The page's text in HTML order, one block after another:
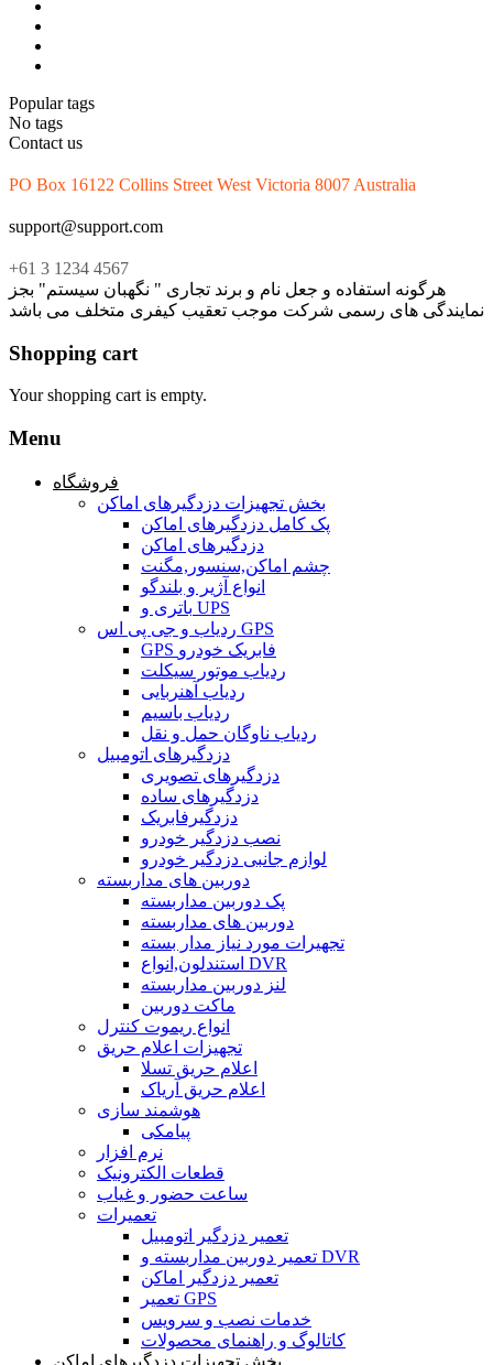
Popular tags
No tags
Contact us
PO Box 16122 Collins Street West Victoria 8007 Australia
support@support.com
+61 3 1234 4567
هرگونه استفاده و جعل نام و برند تجاری " نگهبان سیستم" بجز
نمایندگی های رسمی شرکت موجب تعقیب کیفری متخلف می باشد
Shopping cart
Your shopping cart is empty.
Menu
فروشگاه
بخش تجهیزات دزدگیرهای اماکن
پک کامل دزدگیرهای اماکن
دزدگیرهای اماکن
چشم اماکن,سنسور,مگنت
انواع آژیر و بلندگو
باتری و UPS
ردیاب و جی پی اس GPS
GPS فابریک خودرو
ردیاب موتور سیکلت
ردیاب آهنربایی
ردیاب باسیم
ردیاب ناوگان حمل و نقل
دزدگیرهای اتومبیل
دزدگیرهای تصویری
دزدگیرهای ساده
دزدگیرفابریک
نصب دزدگیر خودرو
لوازم جانبی دزدگیر خودرو
دوربین های مداربسته
پک دوربین مداربسته
دوربین های مداربسته
تجهیرات مورد نیاز مدار بسته
استندلون,انواع DVR
لنز دوربین مداربسته
ماکت دوربین
انواع ریموت کنترل
تجهیزات اعلام حریق
اعلام حریق تسلا
اعلام حریق آریاک
هوشمند سازی
پیامکی
نرم افزار
قطعات الکترونیک
ساعت حضور و غیاب
تعمیرات
تعمیر دزدگیر اتومبیل
تعمیر دوربین مداربسته و DVR
تعمیر دزدگیر اماکن
تعمیر GPS
خدمات نصب و سرویس
کاتالوگ و راهنمای محصولات
بخش تجهیزات دزدگیرهای اماکن